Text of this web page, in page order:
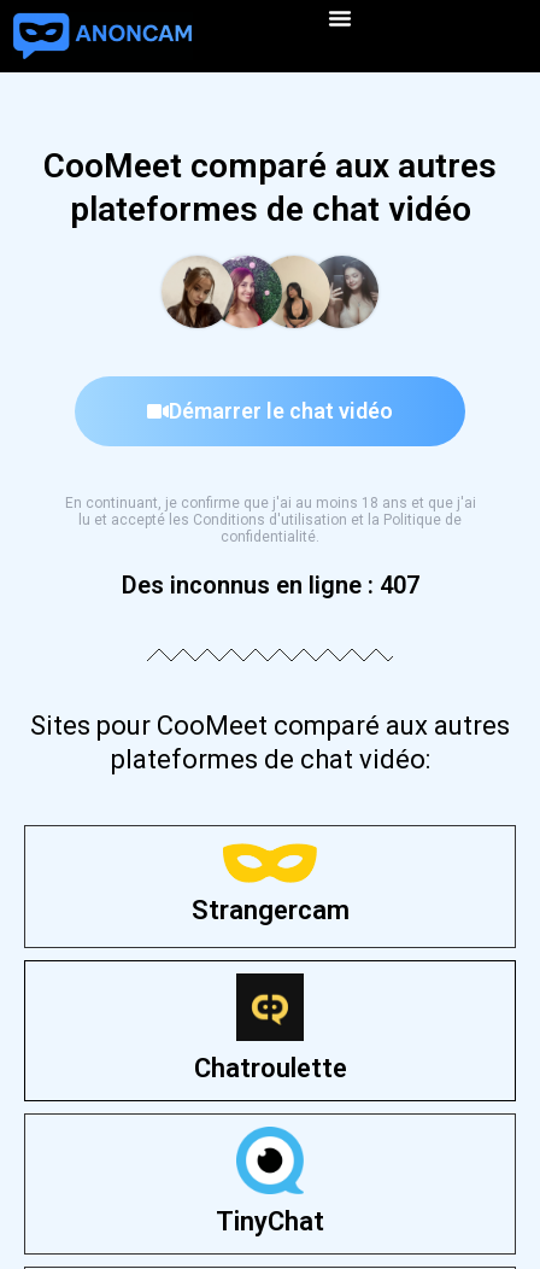
CooMeet comparé aux autres
plateformes de chat vidéo
Démarrer le chat vidéo
En continuant, je confirme que j'ai au moins 18 ans et que j'ai
lu et accepté les Conditions d'utilisation et la Politique de
confidentialité.
Des inconnus en ligne : 407
Sites pour CooMeet comparé aux autres
plateformes de chat vidéo:
Strangercam
Chatroulette
TinyChat